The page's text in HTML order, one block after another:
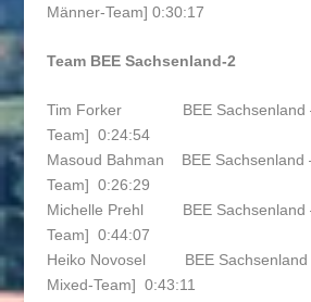
Männer-Team] 0:30:17
Team BEE Sachsenland-2
Tim Forker BEE Sachsenland
Team] 0:24:54
Masoud Bahman BEE
Team] 0:26:29
Michelle Prehl BEE Sachsenland
Team] 0:44:07
Heiko Novosel BEE
Mixed-Team] 0:43:11